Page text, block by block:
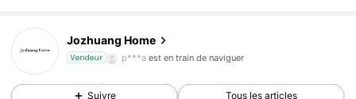
Jozhuang Home
Vendeur
4,90
7.2K Suiveurs
p***a est en train de naviguer
7.2K Suiveurs
Suivre Tous les articles